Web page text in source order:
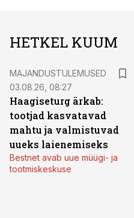
HETKEL KUUM
MAJANDUSTULEMUSED
03.08.26, 08:27
Haagiseturg ärkab:
tootjad kasvatavad
mahtu ja valmistuvad
uueks laienemiseks
Bestnet avab uue müügi- ja
tootmiskeskuse